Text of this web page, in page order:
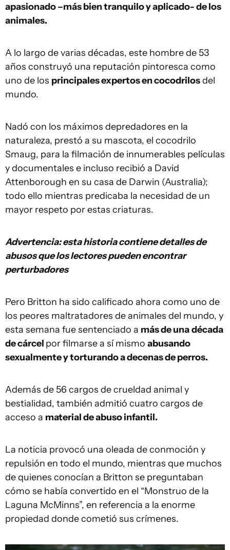
apasionado –más bien tranquilo y aplicado- de los
animales.
A lo largo de varias décadas, este hombre de 53
años construyó una reputación pintoresca como
uno de los principales expertos en cocodrilosdel
mundo.
Nadó con los máximos depredadores en la
naturaleza, prestó a su mascota, el cocodrilo
Smaug, para la filmación de innumerables películas
y documentales e incluso recibió a David
Attenborough en su casa de Darwin (Australia);
todo ello mientras predicaba la necesidad de un
mayor respeto por estas criaturas.
Advertencia: esta historia contiene detalles de
abusos que los lectores pueden encontrar
perturbadores
Pero Britton ha sido calificado ahora como uno de
los peores maltratadores de animales del mundo, y
esta semana fue sentenciado a más de unadécada
de cárcel por filmarse a sí mismo abusando
sexualmente y torturando a decenas de perros.
Además de 56 cargos de crueldad animal y
bestialidad, también admitió cuatro cargos de
acceso a material de abuso infantil.
La noticia provocó una oleada de conmoción y
repulsión en todo el mundo, mientras que muchos
de quienes conocían a Britton se preguntaban
cómo se había convertido en el “Monstruo de la
Laguna McMinns”, en referencia a la enorme
propiedad donde cometió sus crímenes.